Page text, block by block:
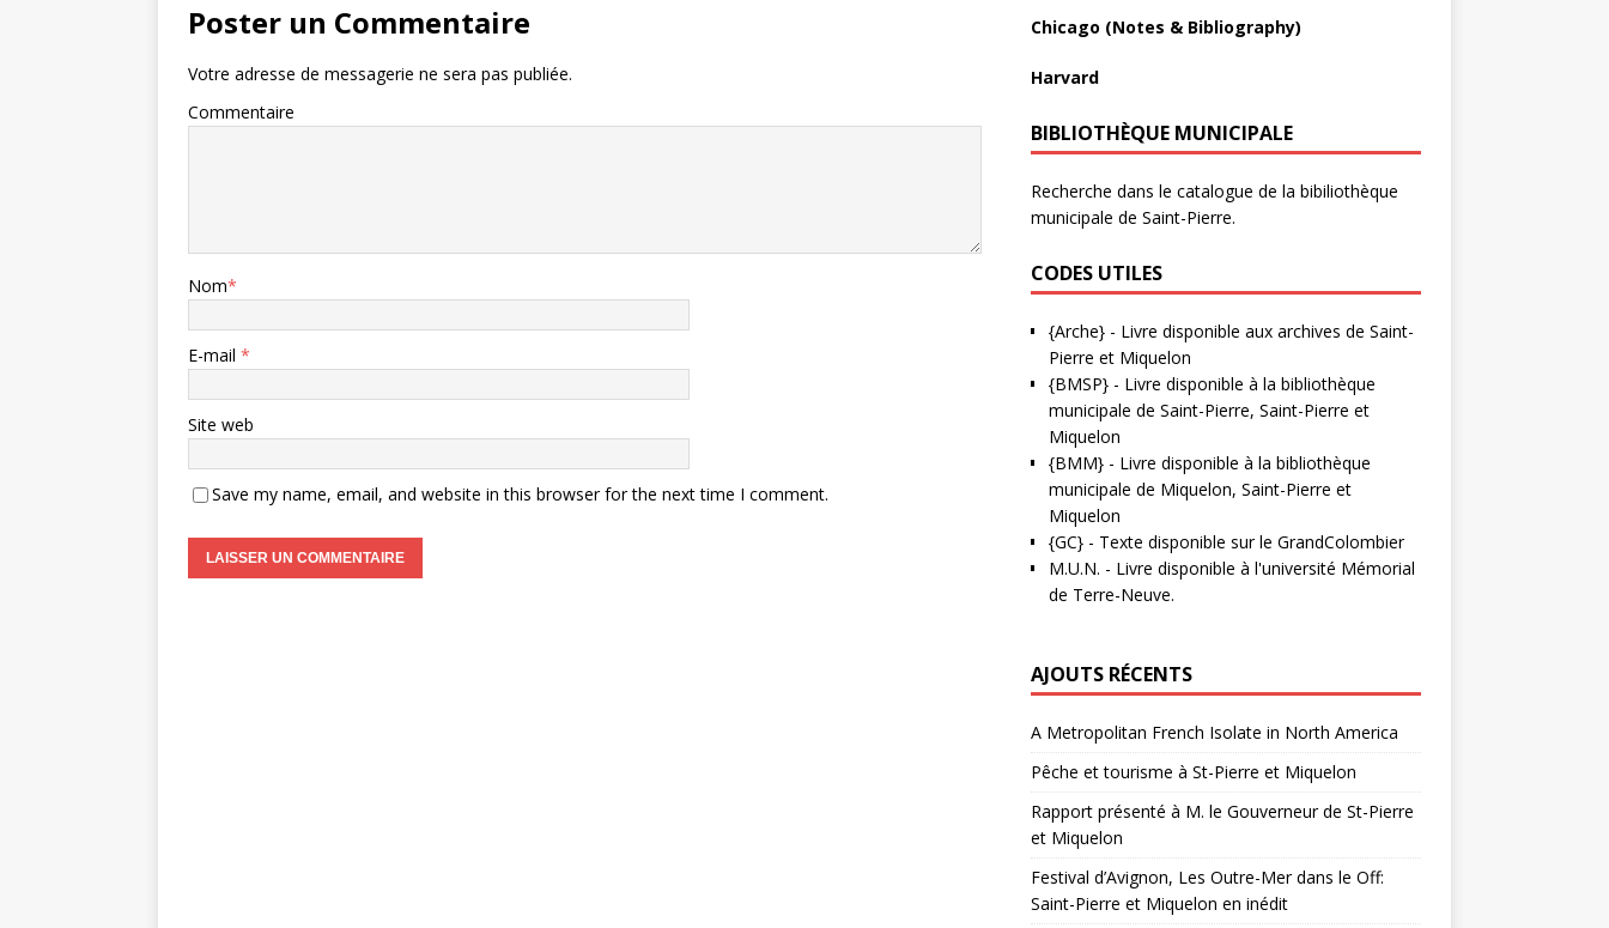
Poster un Commentaire
Votre adresse de messagerie ne sera pas publiée.
Commentaire
Nom*
E-mail *
Site web
Save my name, email, and website in this browser for the next time I comment.
Chicago (Notes & Bibliography)
Harvard
BIBLIOTHÈQUE MUNICIPALE
Recherche dans le catalogue de la bibiliothèque
municipale de Saint-Pierre.
CODES UTILES
{Arche}- Livre disponible aux archives de Saint-
Pierre et Miquelon
{BMSP}- Livre disponible à la bibliothèque
municipale de Saint-Pierre, Saint-Pierre et
Miquelon
{BMM}- Livre disponible à la bibliothèque
municipale de Miquelon, Saint-Pierre et
Miquelon
{GC}- Texte disponible sur le GrandColombier
M.U.N. - Livre disponible à l'université Mémorial
de Terre-Neuve.
AJOUTS RÉCENTS
A Metropolitan French Isolate in North America
Pêche et tourisme à St-Pierre et Miquelon
Rapport présenté à M. le Gouverneur de St-Pierre
et Miquelon
Festival d’Avignon, Les Outre-Mer dans le Off:
Saint-Pierre et Miquelon en inédit